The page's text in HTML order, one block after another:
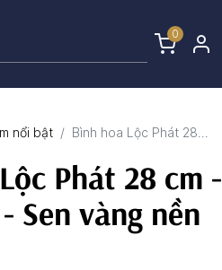
0
nổi bật Bình hoa Lộc Phát 28...
Phát 28 cm -
Sen vàng nền